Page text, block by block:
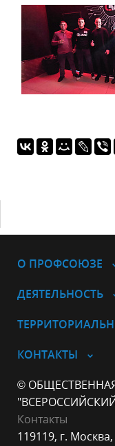
О ПРОФСОЮЗЕ
ДЕЯТЕЛЬНОСТЬ
КОНТАКТЫ
©
Контакты
119119, г.